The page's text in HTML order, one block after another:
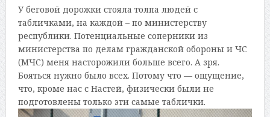
У беговой дорожки стояла толпа людей с
табличками, на каждой – по министерству
республики. Потенциальные соперники из
министерства по делам гражданской обороны и ЧС
(МЧС) меня насторожили больше всего. А зря.
Бояться нужно было всех. Потому что — ощущение,
что, кроме нас с Настей, физически были не
подготовлены только эти самые таблички.